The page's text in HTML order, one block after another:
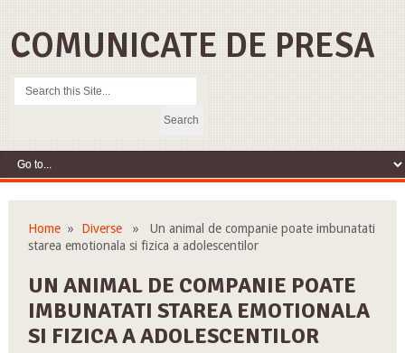
COMUNICATE DE PRESA
Home» Diverse» Un animal de companie poate imbunatati
starea emotionala si fizica a adolescentilor
UN ANIMAL DE COMPANIE POATE
IMBUNATATI STAREA EMOTIONALA
SI FIZICA A ADOLESCENTILOR